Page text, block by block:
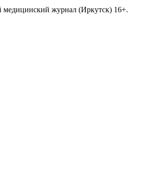
медицинский журнал (Иркутск) 16+.